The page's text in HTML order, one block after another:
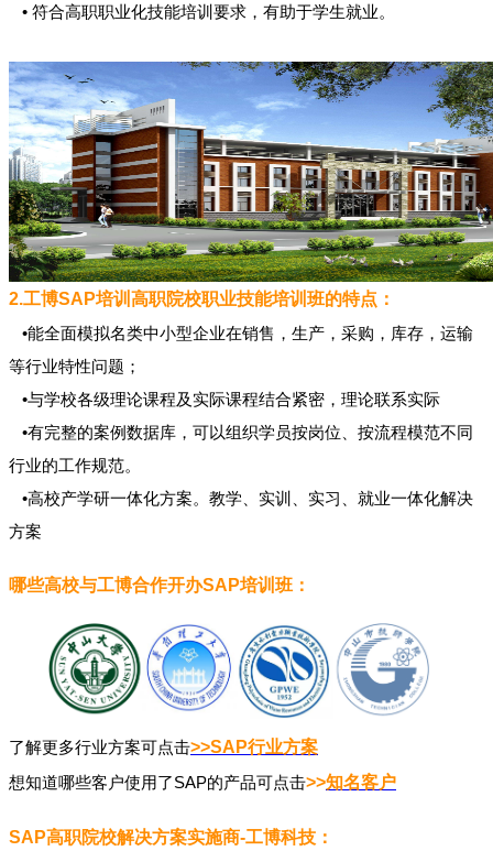
• 符合高职职业化技能培训要求，有助于学生就业。
2.工博SAP培训高职院校职业技能培训班的特点：
•能全面模拟名类中小型企业在销售，生产，采购，库存，运输
等行业特性问题；
•与学校各级理论课程及实际课程结合紧密，理论联系实际
•有完整的案例数据库，可以组织学员按岗位、按流程模范不同
行业的工作规范。
•高校产学研一体化方案。教学、实训、实习、就业一体化解决
方案
哪些高校与工博合作开办SAP培训班：
了解更多行业方案可点击>>SAP行业方案
想知道哪些客户使用了SAP的产品可点击>>知名客户
SAP高职院校解决方案实施商-工博科技：